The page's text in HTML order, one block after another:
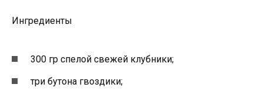
Ингредиенты
300 гр спелой свежей клубники;
три бутона гвоздики;